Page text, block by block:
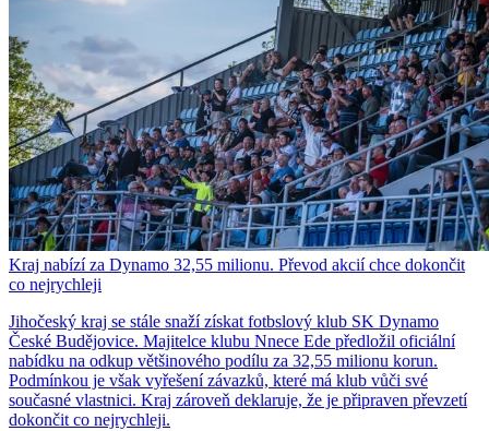
Kraj nabízí za Dynamo 32,55 milionu. Převod akcií chce dokončit
co nejrychleji
Jihočeský kraj se stále snaží získat fotbslový klub SK Dynamo
České Budějovice. Majitelce klubu Nnece Ede předložil oficiální
nabídku na odkup většinového podílu za 32,55 milionu korun.
Podmínkou je však vyřešení závazků, které má klub vůči své
současné vlastnici. Kraj zároveň deklaruje, že je připraven převzetí
dokončit co nejrychleji.